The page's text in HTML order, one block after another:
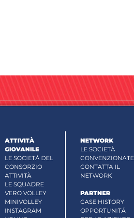
ATTIVITÀ
GIOVANILE
LE SOCIETÀ DEL
CONSORZIO
ATTIVITÀ
LE SQUADRE
VERO VOLLEY
MINIVOLLEY
INSTAGRAM
NETWORK
LE SOCIETÀ
CONVENZIONATE
CONTATTA IL
NETWORK
PARTNER
CASE HISTORY
OPPORTUNITÁ